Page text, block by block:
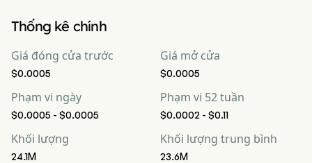
Thống kê chính
Giá đóng cửa trước
$0.0005
Giá mở cửa
$0.0005
Phạm vi ngày
$0.0005 - $0.0005
Phạm vi 52 tuần
$0.0002 - $0.11
Khối lượng
24.1M
Khối lượng trung bình
23.6M